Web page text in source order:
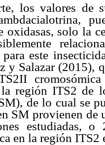
los valores de
oxidasas, solo la
para este
y Salazar (2015),
la región ITS2 de
de lo cual se
SM provienen
estudiadas,
en la región ITS2